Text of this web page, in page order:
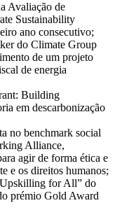
Avaliação de
Sustainability
ano consecutivo;
do Climate Group
de um projeto
de energia
Building
em descarbonização
no benchmark social
Alliance,
agir de forma ética e
e os direitos humanos;
for All” do
prémio Gold Award